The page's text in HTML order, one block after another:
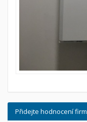
Přidejte hodnocení